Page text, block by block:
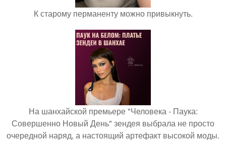
К старому перманенту можно привыкнуть.
На шанхайской премьере "Человека - Паука:
Совершенно Новый День" зендея выбрала не просто
очередной наряд, а настоящий артефакт высокой моды.